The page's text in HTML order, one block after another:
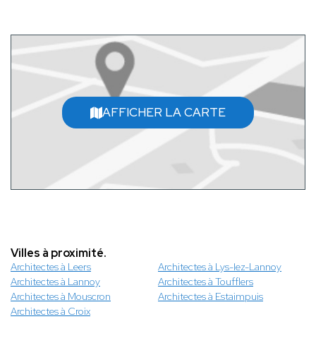
AFFICHER LA CARTE
Villes à proximité.
Architectes à Leers
Architectes à Lys-lez-Lannoy
Architectes à Lannoy
Architectes à Toufflers
Architectes à Mouscron
Architectes à Estaimpuis
Architectes à Croix